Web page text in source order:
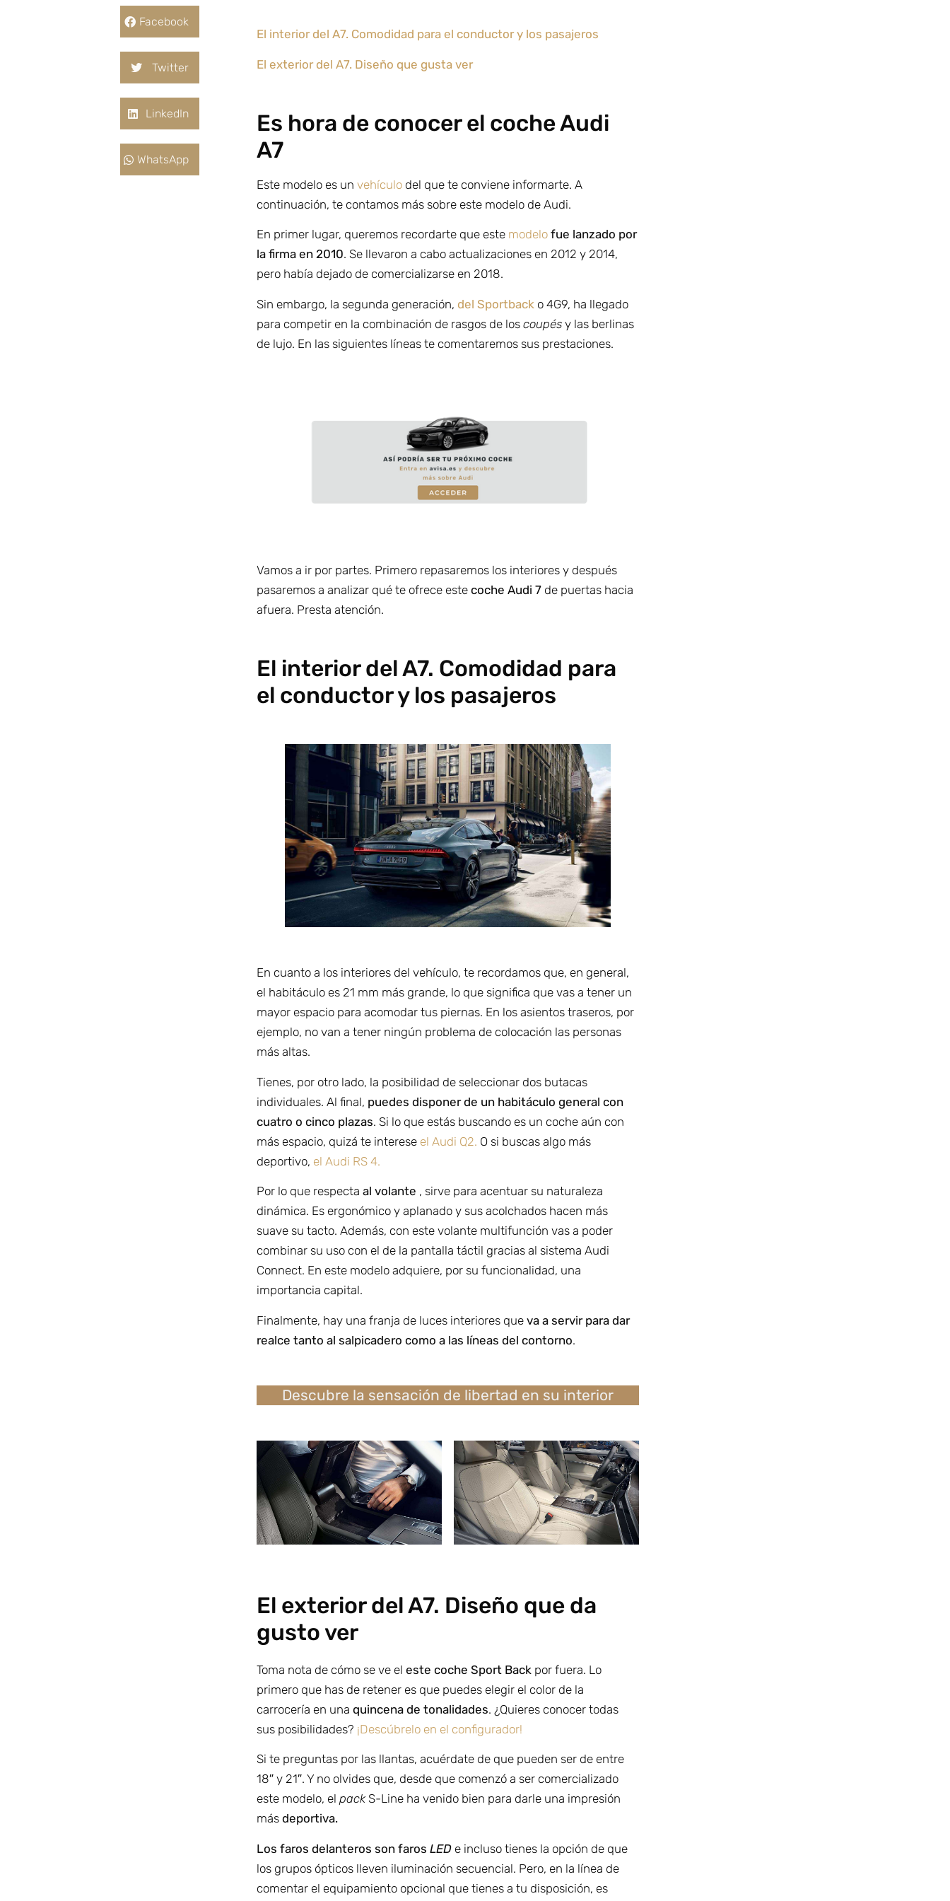
Facebook
Twitter
LinkedIn
WhatsApp
El interior del A7. Comodidad para el conductor y los pasajeros
El exterior del A7. Diseño que gusta ver
Es hora de conocer el coche Audi
A7
Este modelo es unvehículo del que te conviene informarte. A
continuación, te contamos más sobre este modelo de Audi.
En primer lugar, queremos recordarte que este modelo fue lanzado por
la firma en 2010. Se llevaron a cabo actualizaciones en 2012 y 2014,
pero había dejado de comercializarse en 2018.
Sin embargo, la segunda generación, del Sportback o 4G9, ha llegado
para competir en la combinación de rasgos de loscoupésy las berlinas
de lujo. En las siguientes líneas te comentaremos sus prestaciones.
Vamos a ir por partes. Primero repasaremos los interiores y después
pasaremos a analizar qué te ofrece estecoche Audi 7 de puertas hacia
afuera. Presta atención.
El interior del A7. Comodidad para
el conductor y los pasajeros
En cuanto a los interiores del vehículo, te recordamos que, en general,
el habitáculo es 21 mm más grande, lo que significa que vas a tener un
mayor espacio para acomodar tus piernas. En los asientos traseros, por
ejemplo, no van a tener ningún problema de colocación las personas
más altas.
Tienes, por otro lado, la posibilidad de seleccionar dos butacas
individuales. Al final, puedes disponer de un habitáculo general con
cuatro o cinco plazas. Si lo que estás buscando es un coche aún con
más espacio, quizá te interese el Audi Q2. O si buscas algo más
deportivo, el Audi RS 4.
Por lo que respectaal volante , sirve para acentuar su naturaleza
dinámica. Es ergonómico y aplanado y sus acolchados hacen más
suave su tacto. Además, con este volante multifunción vas a poder
combinar su uso con el de la pantalla táctil gracias al sistema Audi
Connect. En este modelo adquiere, por su funcionalidad, una
importancia capital.
Finalmente, hay una franja de luces interiores queva a servir para dar
realce tanto al salpicadero como a las líneas del contorno.
Descubre la sensación de libertad en su interior
El exterior del A7. Diseño que da
gusto ver
Toma nota de cómo se ve eleste coche Sport Back por fuera. Lo
primero que has de retener es que puedes elegir el color de la
carrocería en unaquincena de tonalidades. ¿Quieres conocer todas
sus posibilidades? ¡Descúbrelo en el configurador!
Si te preguntas por las llantas, acuérdate de que pueden ser de entre
18″ y 21″. Y no olvides que, desde que comenzó a ser comercializado
este modelo, elpackS-Line ha venido bien para darle una impresión
másdeportiva.
Los faros delanteros son farosLED e incluso tienes la opción de que
los grupos ópticos lleven iluminación secuencial. Pero, en la línea de
comentar el equipamiento opcional que tienes a tu disposición, es